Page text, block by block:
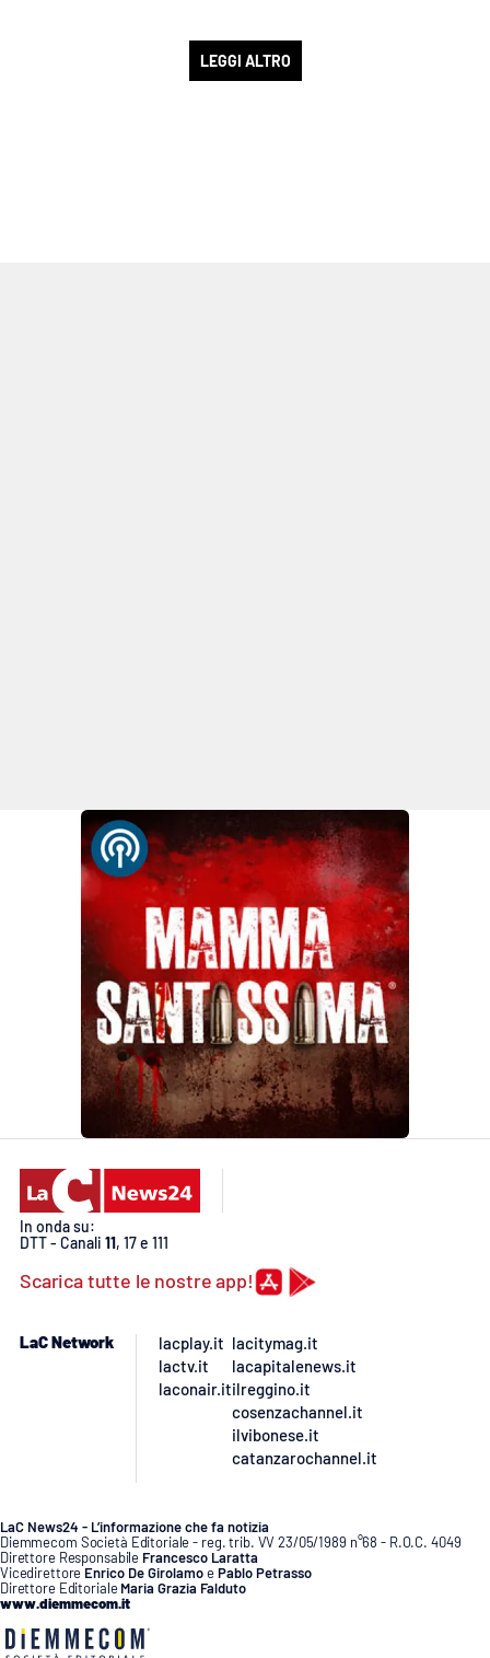
LEGGI ALTRO
In onda su:
DTT - Canali 11, 17 e 111
Scarica tutte le nostre app!
LaC Network
lacplay.it
lactv.it
laconair.it
lacitymag.it
lacapitalenews.it
ilreggino.it
cosenzachannel.it
ilvibonese.it
catanzarochannel.it
LaC News24 - L’informazione che fa notizia
Diemmecom Società Editoriale - reg. trib. VV 23/05/1989 n°68 - R.O.C. 4049
Direttore Responsabile Francesco Laratta
Vicedirettore Enrico De GirolamoePablo Petrasso
Direttore Editoriale Maria Grazia Falduto
www.diemmecom.it